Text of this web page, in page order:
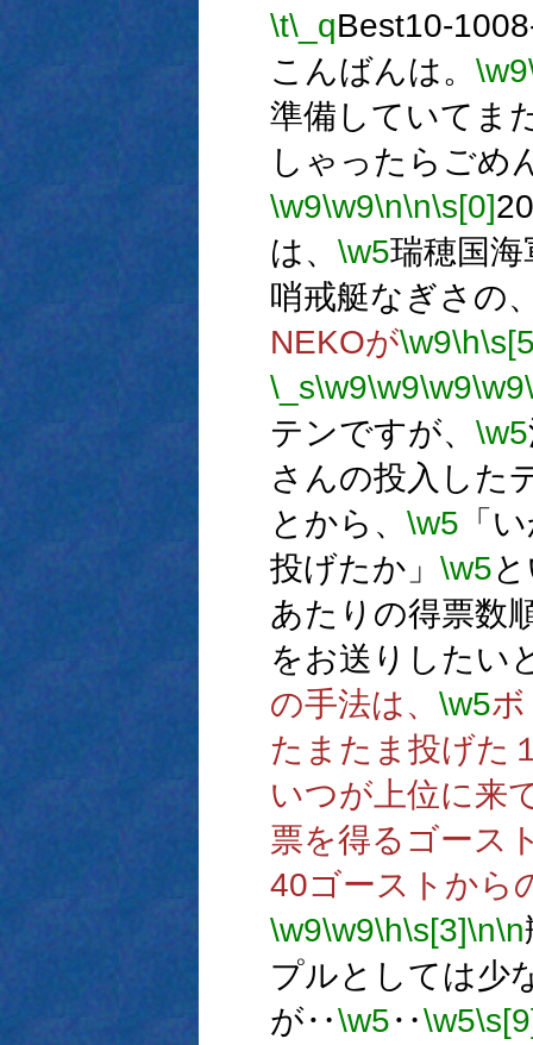
\t\_qBest10-
こんばんは。 \w9
準備していてま
しゃったらごめ
\w9\w9\n\n\s[0]
は、 \w5瑞穂国海
哨戒艇なぎさの
NEKOが\w9\h
\_s\w9\w9\w9\w9
テンですが、 \w5
さんの投入した
とから、 \w5 「
投げたか」 \w5
あたりの得票数
をお送りしたい
の手法は、 \w5
たまたま投げた
いつが上位に来
票を得るゴース
40ゴーストから
\w9\w9\h\s[3]\n\n
プルとしては少
が‥\w5‥\w5